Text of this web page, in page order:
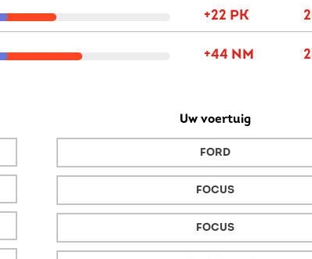
+22 PK
+44 NM
Uw voertuig
FORD
FOCUS
FOCUS